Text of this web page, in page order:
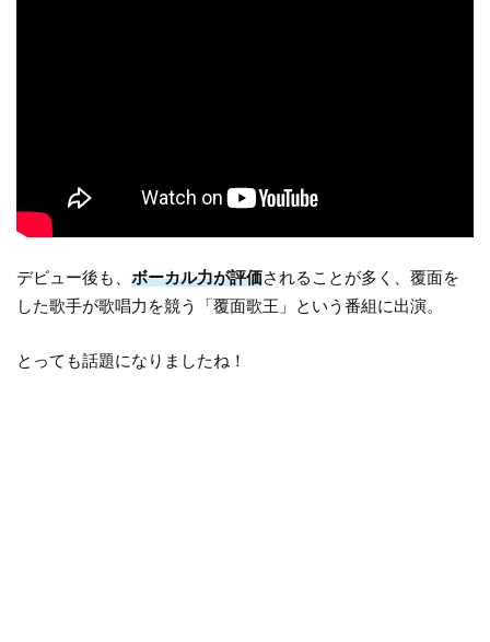
デビュー後も、ボーカル力が評価されることが多く、覆面を
した歌手が歌唱力を競う「覆面歌王」という番組に出演。
とっても話題になりましたね！